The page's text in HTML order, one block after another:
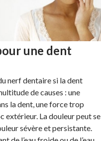
une dent
nerf dentaire si la dent
de causes : une
la dent, une force trop
extérieur. La douleur peut se
sévère et persistante.